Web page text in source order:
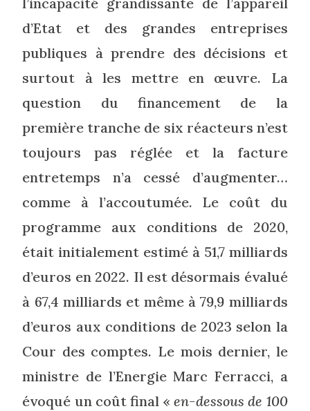
d’Etat et des grandes entreprises
publiques à prendre des décisions et
surtout à les mettre en œuvre. La
question du financement de la
première tranche de six réacteurs n’est
toujours pas réglée et la facture
entretemps n’a cessé d’augmenter…
comme à l’accoutumée. Le coût du
programme aux conditions de 2020,
était initialement estimé à 51,7 milliards
d’euros en 2022. Il est désormais évalué
à 67,4 milliards et même à 79,9 milliards
d’euros aux conditions de 2023 selon la
Cour des comptes. Le mois dernier, le
ministre de l’Energie Marc Ferracci, a
évoqué un coût final «en-dessous de 100